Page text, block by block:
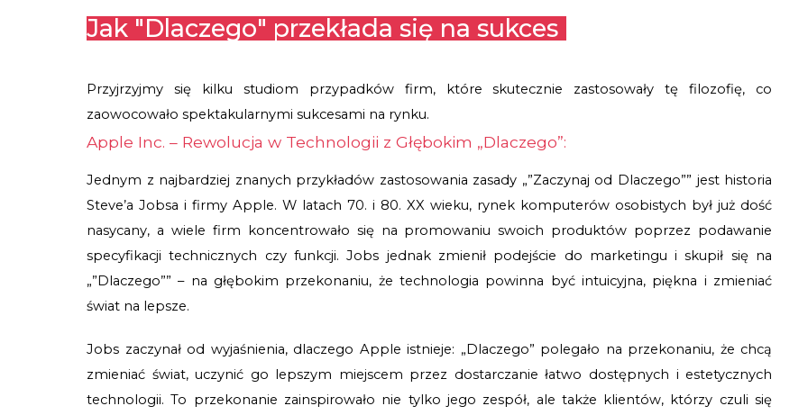
Jak "Dlaczego" przekłada się na sukces
Przyjrzyjmy się kilku studiom przypadków firm, które skutecznie zastosowały tę filozofię, co
zaowocowało spektakularnymi sukcesami na rynku.
Apple Inc. – Rewolucja w Technologii z Głębokim „Dlaczego”:
Jednym z najbardziej znanych przykładów zastosowania zasady „”Zaczynaj od Dlaczego”” jest historia
Steve’a Jobsa i firmy Apple. W latach 70. i 80. XX wieku, rynek komputerów osobistych był już dość
nasycany, a wiele firm koncentrowało się na promowaniu swoich produktów poprzez podawanie
specyfikacji technicznych czy funkcji. Jobs jednak zmienił podejście do marketingu i skupił się na
„”Dlaczego”” – na głębokim przekonaniu, że technologia powinna być intuicyjna, piękna i zmieniać
świat na lepsze.
Jobs zaczynał od wyjaśnienia, dlaczego Apple istnieje: „Dlaczego” polegało na przekonaniu, że chcą
zmieniać świat, uczynić go lepszym miejscem przez dostarczanie łatwo dostępnych i estetycznych
technologii. To przekonanie zainspirowało nie tylko jego zespół, ale także klientów, którzy czuli się